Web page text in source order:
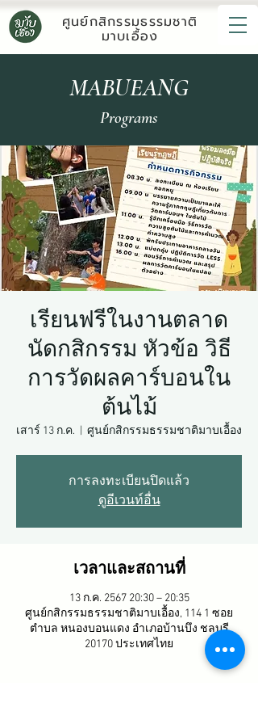
ศูนย์กสิกรรมธรรมชาติ
มาบเอื้อง
MABUEANG
Programs
เรียนฟรีในงานตลาด
นัดกสิกรรม หัวข้อ วิธี
การวัดผลคาร์บอนใน
ต้นไม้
เสาร์ 13 ก.ค. ศูนย์กสิกรรมธรรมชาติมาบเอื้อง
การลงทะเบียนปิดแล้ว
ดูอีเวนท์อื่น
เวลาและสถานที่
13 ก.ค. 2567 20:30 – 20:35
ศูนย์กสิกรรมธรรมชาติมาบเอื้อง, 114 1 ซอย
ตำบล หนองบอนแดง อำเภอบ้านบึง ชลบุรี
20170 ประเทศไทย